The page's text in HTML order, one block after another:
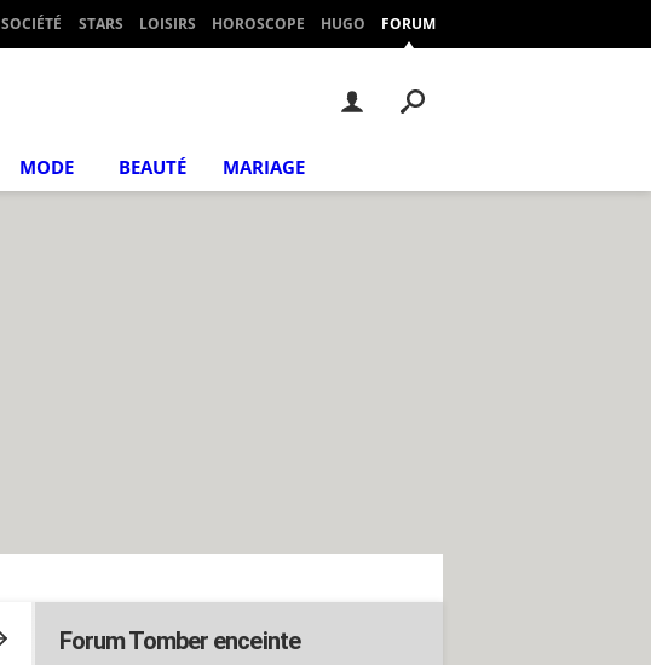
SOCIÉTÉ STARS LOISIRS HOROSCOPE HUGO FORUM
MODE BEAUTÉ MARIAGE
Forum Tomber enceinte